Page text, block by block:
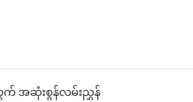
က် အဆုံးစွန်လမ်းညွှန်